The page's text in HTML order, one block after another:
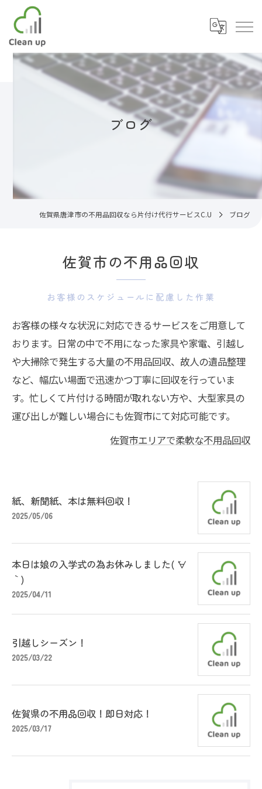
ブログ
佐賀県唐津市の不用品回収なら片付け代行サービスC.U ブログ
佐賀市の不用品回収
お客様のスケジュールに配慮した作業
お客様の様々な状況に対応できるサービスをご用意して
おります。日常の中で不用になった家具や家電、引越し
や大掃除で発生する大量の不用品回収、故人の遺品整理
など、幅広い場面で迅速かつ丁寧に回収を行っていま
す。忙しくて片付ける時間が取れない方や、大型家具の
運び出しが難しい場合にも佐賀市にて対応可能です。
佐賀市エリアで柔軟な不用品回収
紙、新聞紙、本は無料回収！
2025/05/06
本日は娘の入学式の為お休みしました( ´∀
｀)
2025/04/11
引越しシーズン！
2025/03/22
佐賀県の不用品回収！即日対応！
2025/03/17